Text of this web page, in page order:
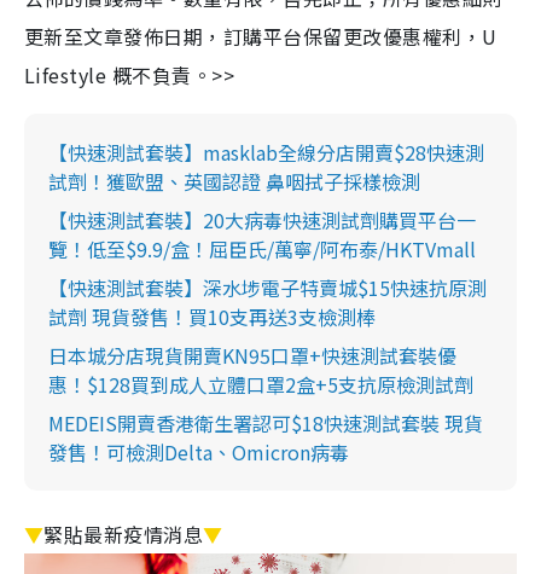
更新至文章發佈日期，訂購平台保留更改優惠權利，U
Lifestyle 概不負責。>>
【快速測試套裝】masklab全線分店開賣$28快速測
試劑！獲歐盟、英國認證 鼻咽拭子採樣檢測
【快速測試套裝】20大病毒快速測試劑購買平台一
覽！低至$9.9/盒！屈臣氏/萬寧/阿布泰/HKTVmall
【快速測試套裝】深水埗電子特賣城$15快速抗原測
試劑 現貨發售！買10支再送3支檢測棒
日本城分店現貨開賣KN95口罩+快速測試套裝優
惠！$128買到成人立體口罩2盒+5支抗原檢測試劑
MEDEIS開賣香港衛生署認可$18快速測試套裝 現貨
發售！可檢測Delta、Omicron病毒
▼緊貼最新疫情消息▼